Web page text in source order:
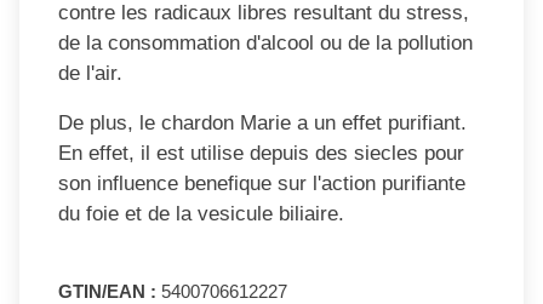
contre les radicaux libres resultant du stress,
de la consommation d'alcool ou de la pollution
de l'air.
De plus, le chardon Marie a un effet purifiant.
En effet, il est utilise depuis des siecles pour
son influence benefique sur l'action purifiante
du foie et de la vesicule biliaire.
GTIN/EAN : 5400706612227